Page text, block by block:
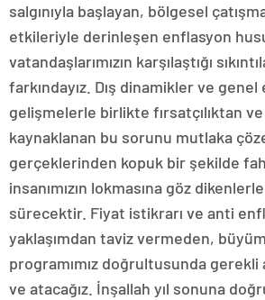
salgınıyla başlayan, bölgesel
etkileriyle derinleşen enflasyon
vatandaşlarımızın karşılaştığı
farkındayız. Dış dinamikler ve
gelişmelerle birlikte fırsatçılıktan
kaynaklanan bu sorunu mutlaka
gerçeklerinden kopuk bir şekilde
insanımızın lokmasına göz
sürecektir. Fiyat istikrarı ve anti
yaklaşımdan taviz vermeden,
programımız doğrultusunda gerekli
ve atacağız. İnşallah yıl sonuna